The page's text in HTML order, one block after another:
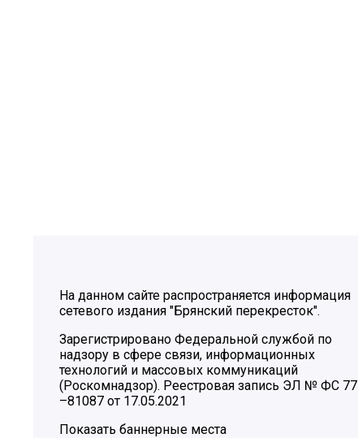
На данном сайте распространяется информация
сетевого издания "Брянский перекресток".
Зарегистрировано Федеральной службой по
надзору в сфере связи, информационных
технологий и массовых коммуникаций
(Роскомнадзор). Реестровая запись ЭЛ № ФС 77
–81087 от 17.05.2021
Показать баннерные места